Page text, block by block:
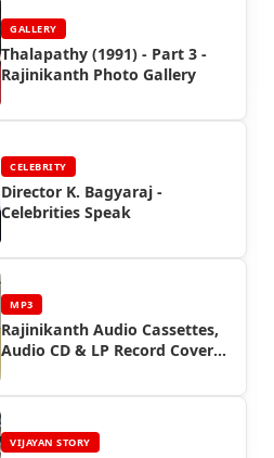
GALLERY
Thalapathy (1991) - Part 3 -
Rajinikanth Photo Gallery
CELEBRITY
Director K. Bagyaraj -
Celebrities Speak
MP3
Rajinikanth Audio Cassettes,
Audio CD & LP Record Cover
VIJAYAN STORY